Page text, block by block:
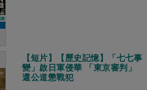
【短片】【歷史記憶】「七七事
變」啟日軍侵華 「東京審判」
還公道懲戰犯